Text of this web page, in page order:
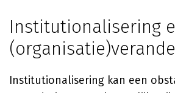
Institutionalisering
Institutionalisering kan een